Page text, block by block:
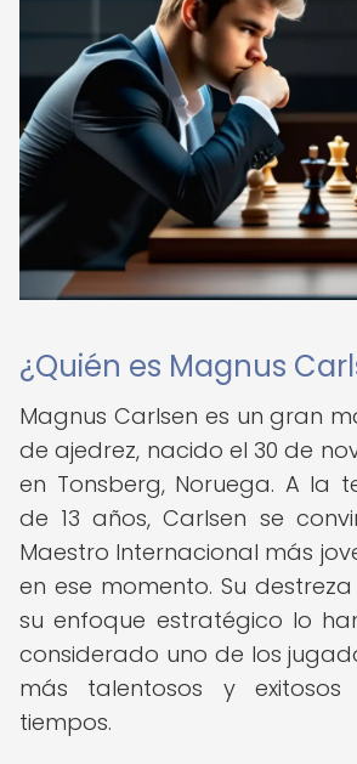
¿Quién es Magnus
Magnus Carlsen es un gran
de ajedrez, nacido el 30 de
en Tonsberg, Noruega. A la
de 13 años, Carlsen se
Maestro Internacional más
en ese momento. Su
su enfoque estratégico lo
considerado uno de los
más talentosos y
tiempos.